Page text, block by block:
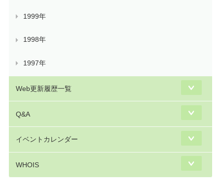
1999年
1998年
1997年
Web更新履歴一覧
Q&A
イベントカレンダー
WHOIS